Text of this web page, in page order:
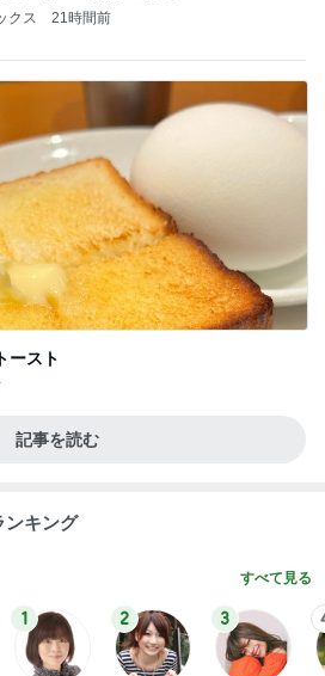
クス 21時間前
ースト
記事を読む
ンキング
すべて見る
1 2 3